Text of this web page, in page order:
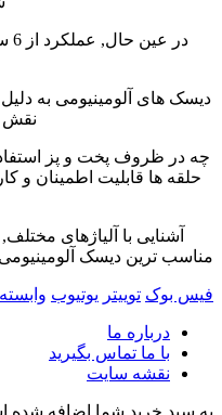
دیسک های آلومینیومی به
نقش
چه در ظروف پخت و پز
حلقه ها قابلیت اطمینان و
آشنایی با آلیاژهای
مناسب ترین دیسک
فیس بوک توییتر یوتیوب
درباره ما
با ما تماس بگیرید
نقشه سایت